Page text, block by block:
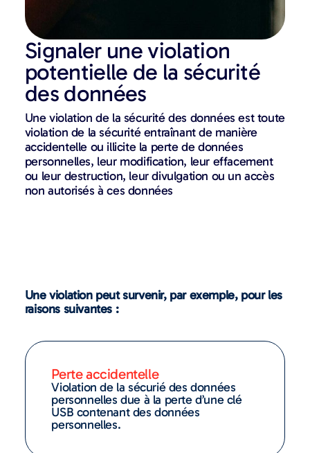
Signaler une violation
potentielle de la sécurité
des données
Une violation de la sécurité des données est toute
violation de la sécurité entraînant de manière
accidentelle ou illicite la perte de données
personnelles, leur modification, leur effacement
ou leur destruction, leur divulgation ou un accès
non autorisés à ces données
Une violation peut survenir, par exemple, pour les
raisons suivantes :
Perte accidentelle
Violation de la sécurié des données
personnelles due à la perte d’une clé
USB contenant des données
personnelles.